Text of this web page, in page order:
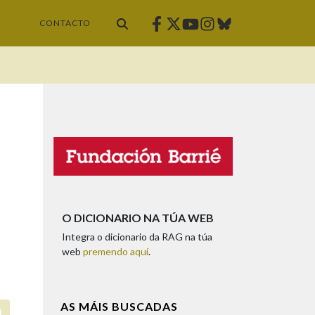
CONTACTO Facebook
Twitter
Youtube
Instagram
Bluesky
O DICIONARIO NA TÚA WEB
Integra o dicionario da RAG na túa
web premendo aquí.
AS MÁIS BUSCADAS